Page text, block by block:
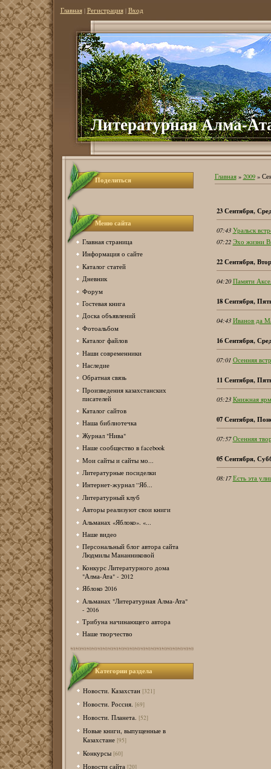
Главная| Регистрация| Вход
Литературная Алма-
Поделиться
Меню сайта
Главная страница
Информация о сайте
Каталог статей
Дневник
Форум
Гостевая книга
Доска объявлений
Фотоальбом
Каталог файлов
Наши современники
Наследие
Обратная связь
Произведения казахстанских
писателей
Каталог сайтов
Наша библиотечка
Журнал "Нива"
Наше сообщество в facebook
Мои сайты и сайты мо...
Литературные посиделки
Интернет-журнал “Яб...
Литературный клуб
Авторы реализуют свои книги
Альманах «Яблоко». «...
Наше видео
Персональный блог автора сайта
Людмилы Мананниковой
Конкурс Литературного дома
"Алма-Ата" - 2012
Яблоко 2016
Альманах "Литературная Алма-Ата"
- 2016
Трибуна начинающего автора
Наше творчество
Категории раздела
Новости. Казахстан [321]
Новости. Россия. [69]
Новости. Планета. [52]
Новые книги, выпущенные в
Казахстане [95]
Конкурсы [60]
Новости сайта [20]
Главная» 2009 »
23 Сентября,
07:43 Уральск
07:22 Эхо жизни
22 Сентября,
04:20 Памяти
18 Сентября,
04:43 Иванов да
16 Сентября,
07:01 Осенняя
11 Сентября,
05:23 Книжная
07 Сентября,
07:57 Осенняя
05 Сентября,
08:17 Есть эта